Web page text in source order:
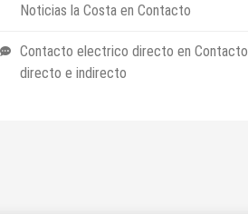
Noticias la Costa en Contacto
Contacto electrico directo en Contacto
directo e indirecto